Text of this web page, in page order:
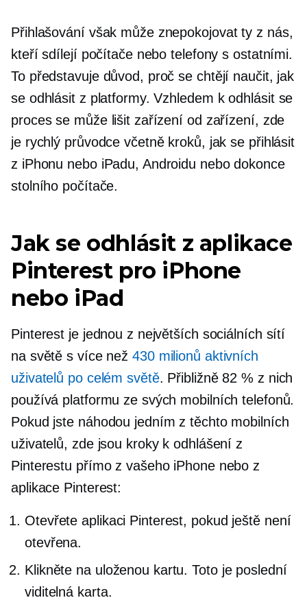
Přihlašování však může znepokojovat ty z nás,
kteří sdílejí počítače nebo telefony s ostatními.
To představuje důvod, proč se chtějí naučit, jak
se odhlásit z platformy. Vzhledem kodhlásit se
proces se může lišit zařízení od zařízení, zde
je rychlý průvodce včetně kroků, jak se přihlásit
z iPhonu nebo iPadu, Androidu nebo dokonce
stolního počítače.
Jak se odhlásit z aplikace
Pinterest pro iPhone
nebo iPad
Pinterest je jednou z největších sociálních sítí
na světě s více než 430 milionů aktivních
uživatelů po celém světě. Přibližně 82 % z nich
používá platformu ze svých mobilních telefonů.
Pokud jste náhodou jedním z těchto mobilních
uživatelů, zde jsou kroky k odhlášení z
Pinterestu přímo z vašeho iPhone nebo z
aplikace Pinterest:
Otevřete aplikaci Pinterest, pokud ještě není
otevřena.
Klikněte na uloženou kartu. Toto je poslední
viditelná karta.